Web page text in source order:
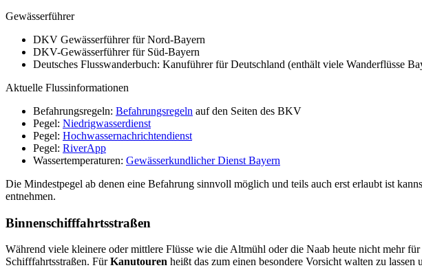
Gewässerführer
DKV Gewässerführer für Nord-Bayern
DKV-Gewässerführer für Süd-Bayern
Deutsches Flusswanderbuch: Kanuführer für Deutschland (enthält viele Wanderflüsse
Aktuelle Flussinformationen
Befahrungsregeln: Befahrungsregeln auf den Seiten des BKV
Pegel: Niedrigwasserdienst
Pegel: Hochwassernachrichtendienst
Pegel: RiverApp
Wassertemperaturen: Gewässerkundlicher Dienst Bayern
Die Mindestpegel ab denen eine Befahrung sinnvoll möglich und teils auch erst erlaubt ist
entnehmen.
Binnenschifffahrtsstraßen
Während viele kleinere oder mittlere Flüsse wie die Altmühl oder die Naab heute nicht mehr
Schifffahrtsstraßen. FürKanutouren heißt das zum einen besondere Vorsicht walten zu